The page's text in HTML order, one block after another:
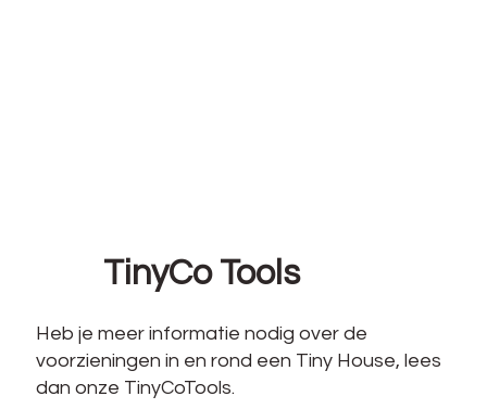
TinyCo Tools
Heb je meer informatie nodig over de
voorzieningen in en rond een Tiny House, lees
dan onze TinyCoTools.